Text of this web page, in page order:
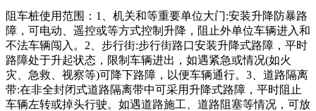
阻车桩使用范围：1、机关和等重要单位大门:安装升降防暴路
障，可电动、遥控或等方式控制升降，阻止外单位车辆进入和
不法车辆闯入。2、步行街:步行街路口安装升降式路障，平时
路障处于升起状态，限制车辆进出，如遇紧急或情况(如火
灾、急救、视察等)可降下路障，以便车辆通行。3、道路隔离
带:在非全封闭式道路隔离带中可采用升降式路障，平时阻止
车辆左转或掉头行驶。如遇道路施工、道路阻塞等情况，可放